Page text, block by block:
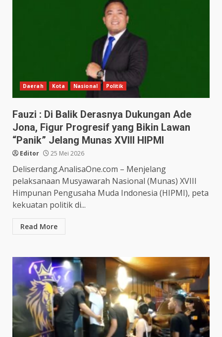
Daerah Kota Nasional Politik
Fauzi : Di Balik Derasnya Dukungan Ade
Jona, Figur Progresif yang Bikin Lawan
“Panik” Jelang Munas XVIII HIPMI
Editor 25 Mei 2026
Deliserdang.AnalisaOne.com – Menjelang
pelaksanaan Musyawarah Nasional (Munas) XVIII
Himpunan Pengusaha Muda Indonesia (HIPMI), peta
kekuatan politik di...
Read More